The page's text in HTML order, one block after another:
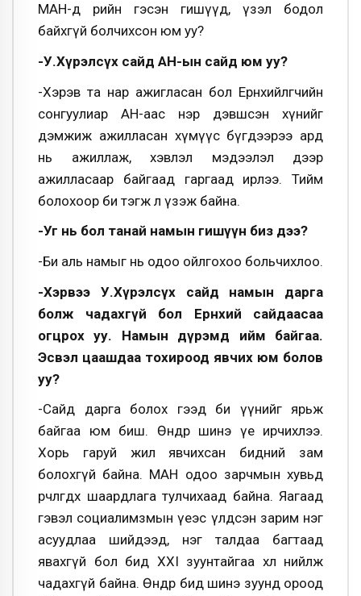
МАН-д өөрийн гэсэн гишүүд, үзэл бодол
байхгүй болчихсон юм уу?
-У.Хүрэлсүх сайд АН-ын сайд юм уу?
-Хэрэв та нар ажигласан бол Ерөнхийлөгчийн
сонгуулиар АН-аас нэр дэвшсэн хүнийг
дэмжиж ажилласан хүмүүс бүгдээрээ ард
нь ажиллаж, хэвлэл мэдээлэл дээр
ажилласаар байгаад гаргаад ирлээ. Тийм
болохоор би тэгж л үзэж байна.
-Уг нь бол танай намын гишүүн биз дээ?
-Би аль намыг нь одоо ойлгохоо больчихлоо.
-Хэрвээ У.Хүрэлсүх сайд намын дарга
болж чадахгүй бол Ерөнхий сайдаасаа
огцрох уу. Намын дүрэмд ийм байгаа.
Эсвэл цаашдаа тохироод явчих юм болов
уу?
-Сайд дарга болох гээд би үүнийг ярьж
байгаа юм биш. Өнөөдөр шинэ үе ирчихлээ.
Хорь гаруй жил явчихсан бидний зам
болохгүй байна. МАН одоо зарчмын хувьд
өөрчлөгдөх шаардлага тулчихаад байна. Яагаад
гэвэл социалимзмын үеэс үлдсэн зарим нэг
асуудлаа шийдээд, нэг талдаа багтаад
явахгүй бол бид XXI зуунтайгаа хөл нийлж
чадахгүй байна. Өнөөдөр бид шинэ зуунд ороод